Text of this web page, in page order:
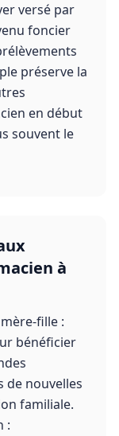
versé par
foncier
préserve la
en début
souvent le
à
fille :
bénéficier
de nouvelles
familiale.
: